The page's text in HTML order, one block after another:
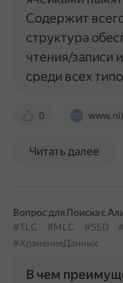
0
Содержит
структура
чтения/записи
среди всех
Читать далее
Вопрос для Поиска с
#TLC
#MLC #SSD
#ХранениеДанных
В чем